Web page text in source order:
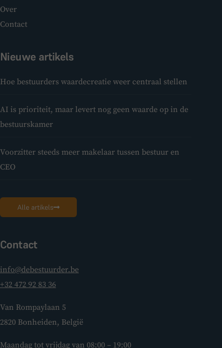
Over
Contact
Nieuwe artikels
Hoe bestuurders waardecreatie weer centraal stellen
AI is prioriteit, maar levert nog geen waarde op in de
bestuurskamer
Voorzitter steeds meer makelaar tussen bestuur en
CEO
Alle artikels
Contact
info@debestuurder.be
+32 472 92 83 36
Van Rompaylaan 5
2820 Bonheiden, België
Maandag tot vrijdag van 08:00 – 19:00